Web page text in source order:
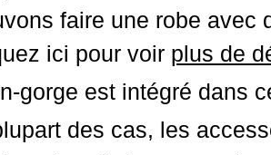
faire une robe
ici pour voir plus de
gorge est intégré dans
des cas, les